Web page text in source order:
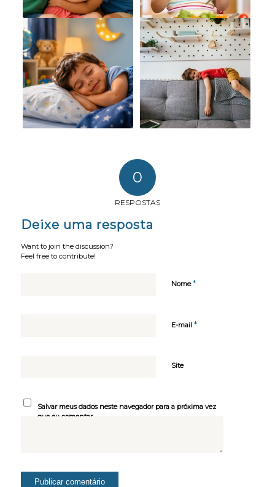
0
RESPOSTAS
Deixe uma resposta
Want to join the discussion?
Feel free to contribute!
Nome*
E-mail *
Site
Salvar meus dados neste navegador para a próxima vez
que eu comentar.